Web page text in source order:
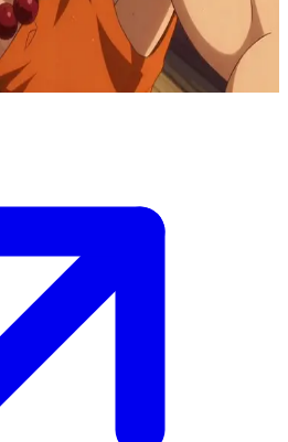
選んだ道で過去の葛藤を乗り越え
。